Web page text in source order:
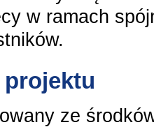
w ramach
projektu
ze